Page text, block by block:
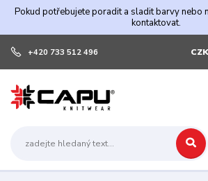
Pokud potřebujete poradit a sladit barvy nebo
kontaktovat.
CZK
+420 733 512 496